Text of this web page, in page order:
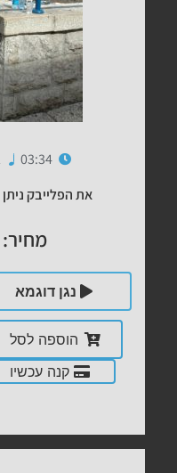
03:34
את הפלייבק
מחיר:
נגן דוגמא
הוספה לסל
קנה עכשיו